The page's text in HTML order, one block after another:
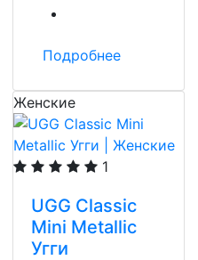
Подробнее
Женские
1
UGG Classic
Mini Metallic
Угги